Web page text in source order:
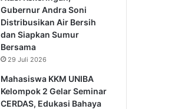
Gubernur Andra Soni
Distribusikan Air Bersih
dan Siapkan Sumur
Bersama
29 Juli 2026
Mahasiswa KKM UNIBA
Kelompok 2 Gelar Seminar
CERDAS, Edukasi Bahaya